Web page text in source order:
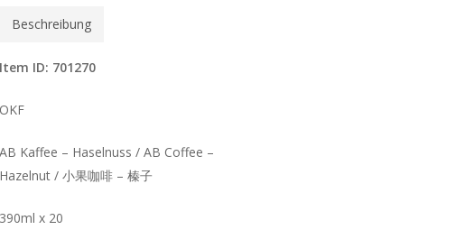
Beschreibung
Item ID: 701270
OKF
AB Kaffee – Haselnuss / AB Coffee –
Hazelnut / 小果咖啡 – 榛子
390ml x 20